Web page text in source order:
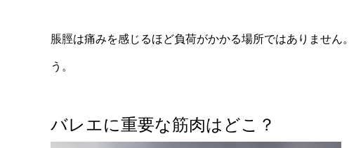
脹脛は痛みを感じるほど負荷がかかる場所ではありません。
う。
バレエに重要な筋肉はどこ？